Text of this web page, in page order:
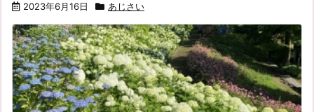
2023年6月16日 あじさい